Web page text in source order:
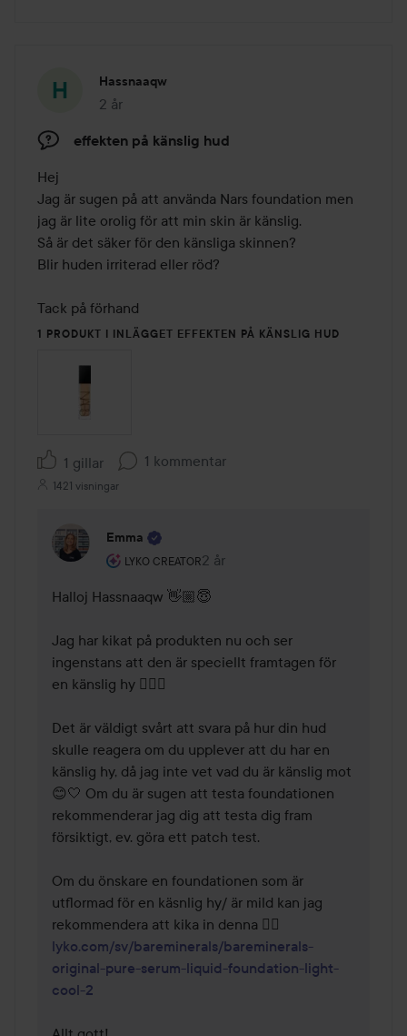
Hassnaaqw
2 år
Inlägget skapades 2 år
effekten på känslig hud
Hej
Jag är sugen på att använda Nars foundation men
jag är lite orolig för att min skin är känslig.
Så är det säker för den känsliga skinnen?
Blir huden irriterad eller röd?
Tack på förhand
1 PRODUKT I INLÄGGET EFFEKTEN PÅ KÄNSLIG HUD
1 gillar 1 kommentar
1421 visningar
Emma
LYKO CREATOR
Användarens roll: Lyko Creator.
2 år
Kommentaren lades 2 år
Halloj Hassnaaqw 👋🏼😇
Jag har kikat på produkten nu och ser
ingenstans att den är speciellt framtagen för
en känslig hy 🕵🏼‍♀️
Det är väldigt svårt att svara på hur din hud
skulle reagera om du upplever att du har en
känslig hy, då jag inte vet vad du är känslig mot
😊🤍 Om du är sugen att testa foundationen
rekommenderar jag dig att testa dig fram
försiktigt, ev. göra ett patch test.
Om du önskare en foundationen som är
utflormad för en käsnlig hy/ är mild kan jag
lyko.com/sv/bareminerals/bareminerals-
original-pure-serum-liquid-foundation-light-
cool-2